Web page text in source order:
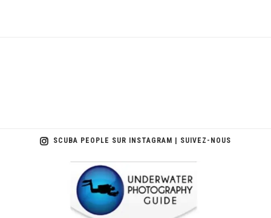
SCUBA PEOPLE SUR INSTAGRAM | SUIVEZ-NOUS
scuba_people_magazine